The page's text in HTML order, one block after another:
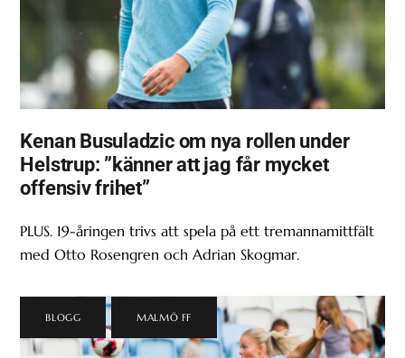
Kenan Busuladzic om nya rollen under
Helstrup: ”känner att jag får mycket
offensiv frihet”
PLUS. 19-åringen trivs att spela på ett tremannamittfält
med Otto Rosengren och Adrian Skogmar.
BLOGG MALMÖ FF